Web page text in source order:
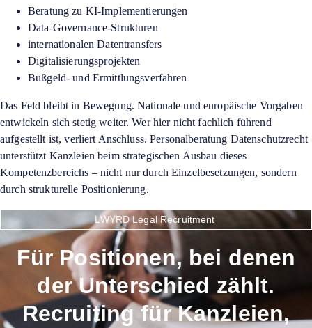
Beratung zu KI-Implementierungen
Data-Governance-Strukturen
internationalen Datentransfers
Digitalisierungsprojekten
Bußgeld- und Ermittlungsverfahren
Das Feld bleibt in Bewegung. Nationale und europäische Vorgaben
entwickeln sich stetig weiter. Wer hier nicht fachlich führend
aufgestellt ist, verliert Anschluss. Personalberatung Datenschutzrecht
unterstützt Kanzleien beim strategischen Ausbau dieses
Kompetenzbereichs – nicht nur durch Einzelbesetzungen, sondern
durch strukturelle Positionierung.
LWYRD Legal Recruitment
Für Positionen, bei denen
der Unterschied zählt.
Recruiting für Kanzleien,